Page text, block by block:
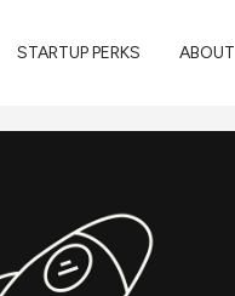
STARTUP PERKS ABOUT